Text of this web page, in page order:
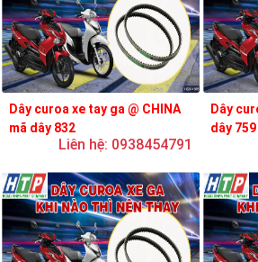
Dây curoa xe tay ga @ CHINA
mã dây 832
Liên hệ: 0938454791
Dây
dây 759